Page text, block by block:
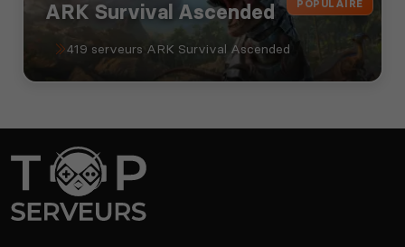
POPULAIRE
ARK Survival Ascended
419 serveurs ARK Survival Ascended